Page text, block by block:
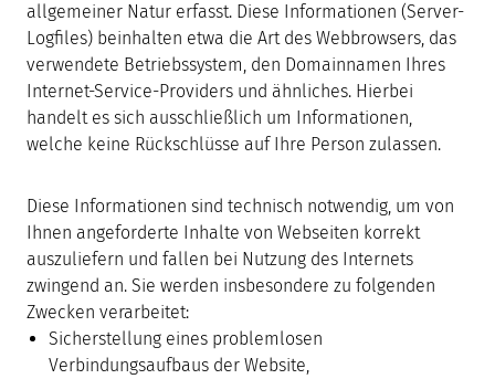
allgemeiner Natur erfasst. Diese Informationen (Server-
Logfiles) beinhalten etwa die Art des Webbrowsers, das
verwendete Betriebssystem, den Domainnamen Ihres
Internet-Service-Providers und ähnliches. Hierbei
handelt es sich ausschließlich um Informationen,
welche keine Rückschlüsse auf Ihre Person zulassen.
Diese Informationen sind technisch notwendig, um von
Ihnen angeforderte Inhalte von Webseiten korrekt
auszuliefern und fallen bei Nutzung des Internets
zwingend an. Sie werden insbesondere zu folgenden
Zwecken verarbeitet:
Sicherstellung eines problemlosen
Verbindungsaufbaus der Website,